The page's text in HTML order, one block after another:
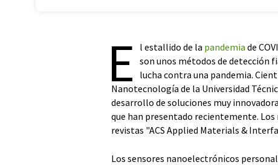
E l estallido de la pandemia de
son unos métodos de detección
lucha contra una pandemia.
Nanotecnología de la Universidad
desarrollo de soluciones muy
que han presentado recientemente.
revistas "ACS Applied Materials &
Los sensores nanoelectrónicos